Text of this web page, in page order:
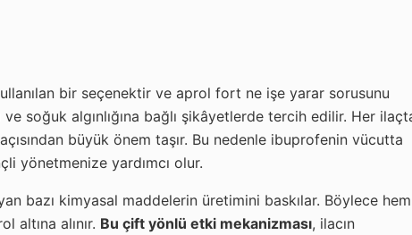
bir seçenektir ve aprol fort ne işe yarar sorusunu
soğuk algınlığına bağlı şikâyetlerde tercih edilir. Her
büyük önem taşır. Bu nedenle ibuprofenin vücutta
yönetmenize yardımcı olur.
bazı kimyasal maddelerin üretimini baskılar. Böylece hem
altına alınır. Bu çift yönlü etki mekanizması, ilacın